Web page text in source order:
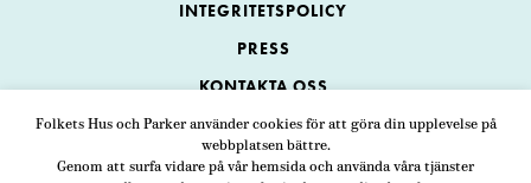
Folkets Hus och Parker använder cookies för att göra din upplevelse på
webbplatsen bättre.
Genom att surfa vidare på vår hemsida och använda våra tjänster
INTEGRITETSPOLICY
PRESS
KONTAKTA OSS
Folkets Hus och Parker